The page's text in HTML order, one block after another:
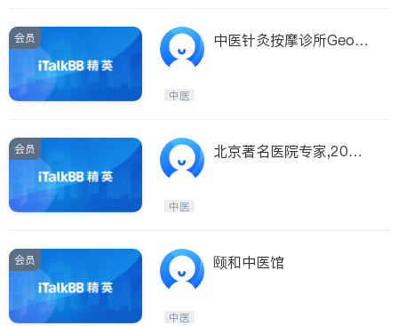
会员
中医针灸按摩诊所Georg
中医
会员
北京著名医院专家,20年
中医
会员 颐和中医馆
中医